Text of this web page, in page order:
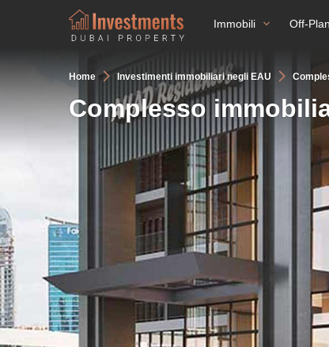
Immobili Off-Plan
Home Investimenti immobiliari negli EAU
Complesso